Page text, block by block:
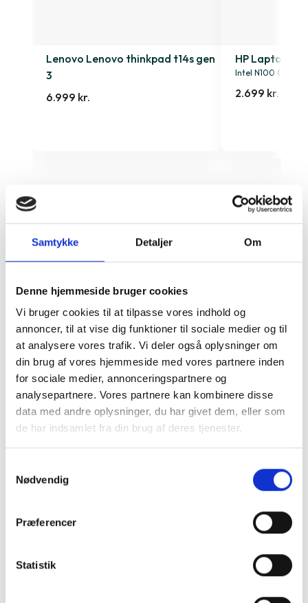
Samtykke Detaljer Om
Denne hjemmeside bruger cookies
Vi bruger cookies til at tilpasse vores indhold og
annoncer, til at vise dig funktioner til sociale medier og til
at analysere vores trafik. Vi deler også oplysninger om
din brug af vores hjemmeside med vores partnere inden
for sociale medier, annonceringspartnere og
analysepartnere. Vores partnere kan kombinere disse
data med andre oplysninger, du har givet dem, eller som
de har indsamlet fra din brug af deres tjenester.
Nødvendig
Præferencer
Statistik
Lenovo Lenovo thinkpad t14s gen
3
6.999 kr.
HP Laptop
Intel N100 0.9GHz
2.699 kr.
Kom og besøg
os i en af vores
mange